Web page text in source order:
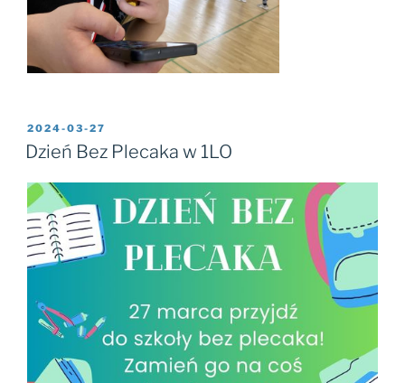
OPUBLIKOWANE
W
2024-03-27
Dzień Bez Plecaka w 1LO